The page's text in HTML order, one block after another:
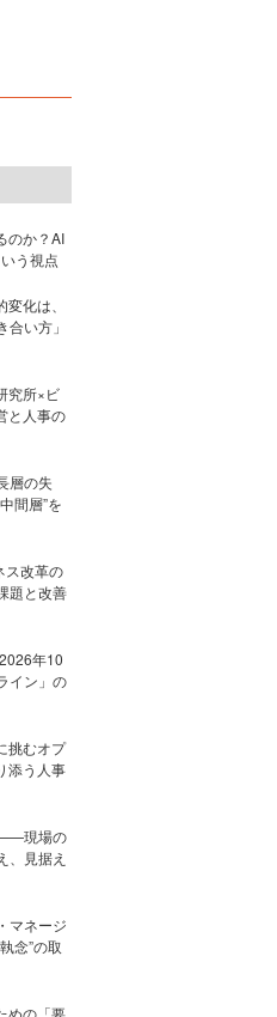
のか？AI
う視点
化は、
い方」
究所×ビ
と人事の
層の失
間層”を
改革の
題と改善
年10
イン」の
挑むオプ
添う人事
——現場の
、見据え
マネージ
念”の取
めの「要